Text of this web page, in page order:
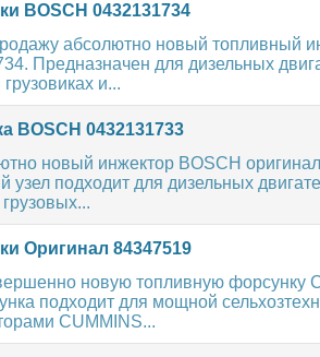
BOSCH 0432131734
абсолютно новый топливный
Предназначен для дизельных
и...
BOSCH 0432131733
новый инжектор BOSCH
узел подходит для дизельных
Оригинал 84347519
новую топливную форсунку
подходит для мощной
CUMMINS...